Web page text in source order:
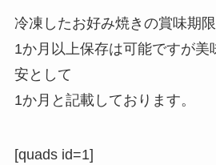
冷凍したお好み焼きの賞味期限
1か月以上保存は可能ですが美
安として
1か月と記載しております。
[quads id=1]